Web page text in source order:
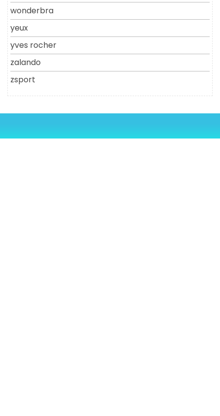
wonderbra
yeux
yves rocher
zalando
zsport